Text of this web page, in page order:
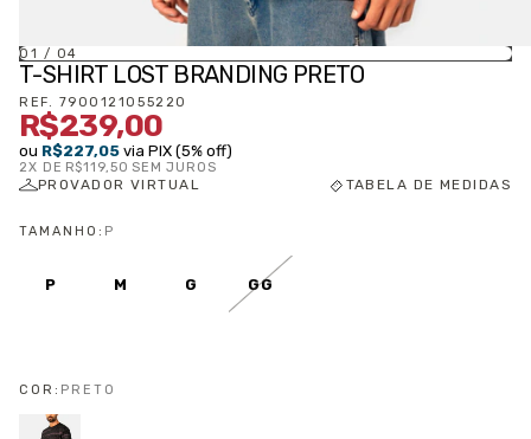
01 / 04
T-SHIRT LOST BRANDING PRETO
REF. 7900121055220
R$239,00
ou R$227,05 via PIX (5% off)
2X DE R$119,50 SEM JUROS
PROVADOR VIRTUAL TABELA DE MEDIDAS
TAMANHO: P
P M G GG
COR: PRETO